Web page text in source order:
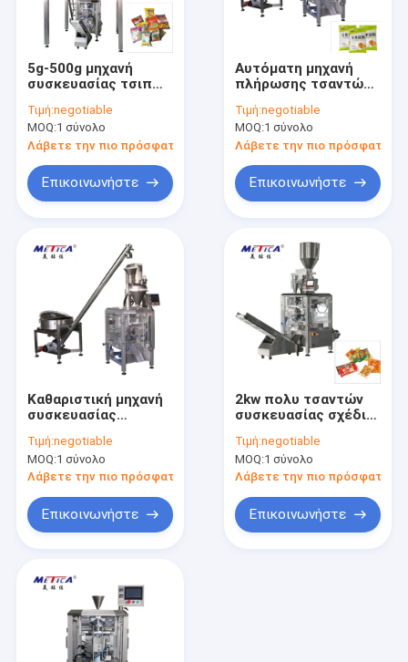
Προϊόντα
Εμφάνιση VR
5g-500g μηχανή
συσκευασίας τσιπ
Τιμή:negotiable
MOQ:1 σύνολο
Λάβετε την πιο πρόσφατη τιμή
Επικοινωνήστε
Αυτόματη μηχανή
πλήρωσης τσαντών
90bag/Minute για τα
προϊόντα αμύλου
Τιμή:negotiable
MOQ:1 σύνολο
Λάβετε την πιο πρόσφατη
Επικοινωνήστε
Καθαριστική μηχανή
συσκευασίας
υψηλής ταχύτητας
220v 50Hz 2kw
Τιμή:negotiable
MOQ:1 σύνολο
Λάβετε την πιο πρόσφατη τιμή
Επικοινωνήστε
2kw πολυ τσαντών
συσκευασίας σχέδιο
τσαντών μηχανών
κάθετο
βελτιστοποιημένο
Τιμή:negotiable
MOQ:1 σύνολο
Λάβετε την πιο πρόσφατη
Επικοινωνήστε